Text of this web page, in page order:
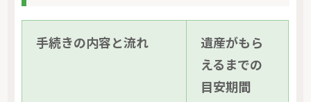
手続きの内容と流れ
遺産がもら
えるまでの
目安期間